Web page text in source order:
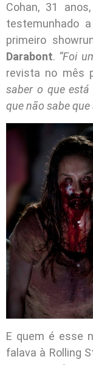
Cohan, 31
testemunhado
primeiro
Darabont. “Foi
revista no mês
saber o que
que não sabe
E quem é esse
falava à Rolling